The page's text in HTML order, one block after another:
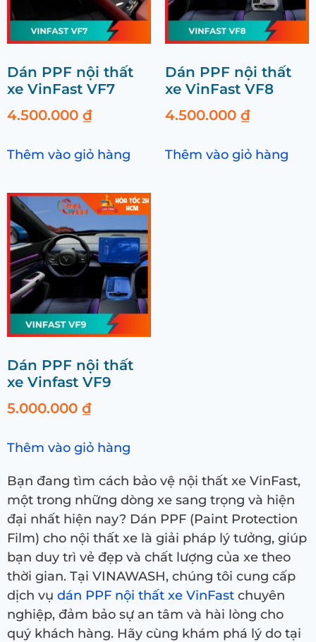
Dán PPF nội thất
xe VinFast VF7
4.500.000 ₫
Thêm vào giỏ hàng
Dán PPF nội thất
xe VinFast VF8
4.500.000 ₫
Thêm vào giỏ hàng
Dán PPF nội thất
xe Vinfast VF9
5.000.000 ₫
Thêm vào giỏ hàng
Bạn đang tìm cách bảo vệ nội thất xe VinFast,
một trong những dòng xe sang trọng và hiện
đại nhất hiện nay? Dán PPF (Paint Protection
Film) cho nội thất xe là giải pháp lý tưởng, giúp
bạn duy trì vẻ đẹp và chất lượng của xe theo
thời gian. Tại VINAWASH, chúng tôi cung cấp
dịch vụ dán PPF nội thất xe VinFast chuyên
nghiệp, đảm bảo sự an tâm và hài lòng cho
quý khách hàng. Hãy cùng khám phá lý do tại